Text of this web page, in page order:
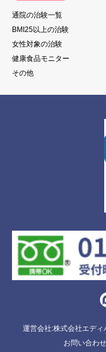
通院の治験一覧
BMI25以上の治験
女性対象の治験
健康食品モニター
その他
運営会社:株式会社エディ
お問い合わせ